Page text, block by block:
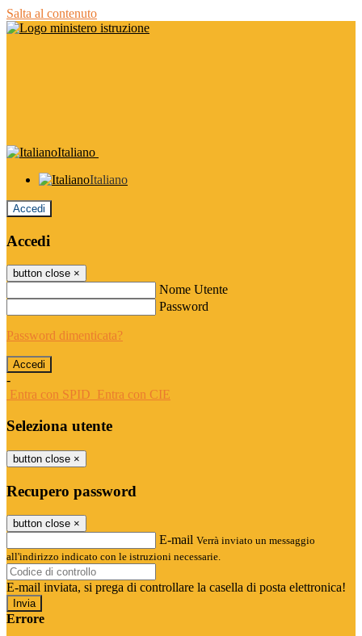
Salta al contenuto
Italiano
Italiano
Accedi
Accedi
button close ×
Nome Utente
Password
Password dimenticata?
-
Entra con SPID Entra con CIE
Seleziona utente
button close ×
Recupero password
button close ×
E-mail Verrà inviato un messaggio
all'indirizzo indicato con le istruzioni necessarie.
E-mail inviata, si prega di controllare la casella di posta elettronica!
Errore